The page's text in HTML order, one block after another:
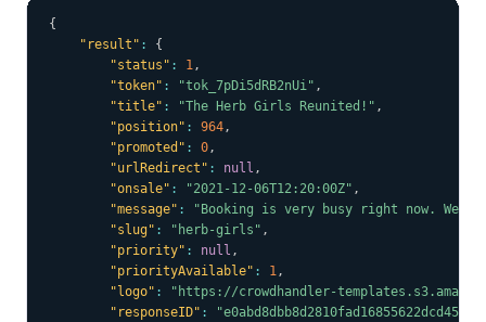
{
"result" :
{
"status" : 1,
"token" : "tok_7pDi5dRB2nUi" ,
"title" : "The Herb Girls Reunited!" ,
"position" : 964,
"promoted" : 0,
"urlRedirect" : null ,
"onsale" : "2021-12-06T12:20:00Z" ,
"message" :
"Booking is very busy right now. We
"slug" : "herb-girls" ,
"priority" : null ,
"priorityAvailable" : 1,
"logo" :
"https://crowdhandler-
"responseID" : "e0abd8dbb8d2810fad16855622dcd45f"